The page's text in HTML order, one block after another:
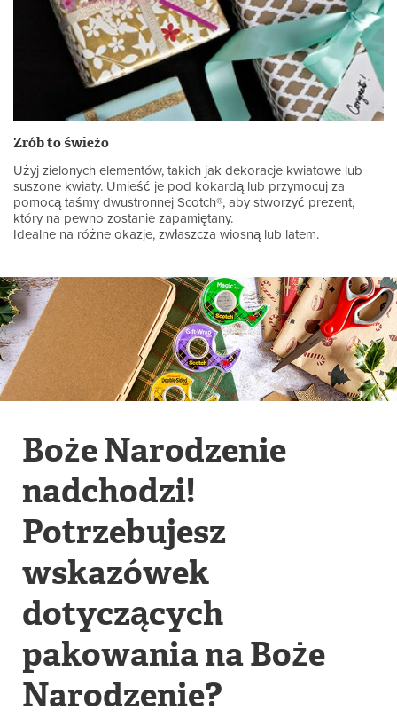
Zrób to świeżo
Użyj zielonych elementów, takich jak dekoracje kwiatowe lub
suszone kwiaty. Umieść je pod kokardą lub przymocuj za
pomocą taśmy dwustronnej Scotch®, aby stworzyć prezent,
który na pewno zostanie zapamiętany.
Idealne na różne okazje, zwłaszcza wiosną lub latem.
Boże Narodzenie
nadchodzi!
Potrzebujesz
wskazówek
dotyczących
pakowania na Boże
Narodzenie?